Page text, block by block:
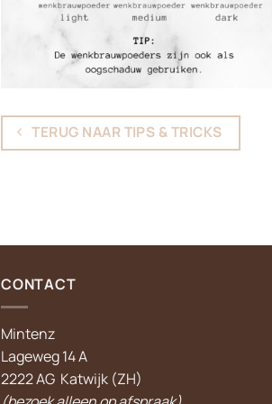
TERUG NAAR TIPS & TRICKS
CONTACT
Mintenz
Lageweg 14 A
2222 AG Katwijk (ZH)